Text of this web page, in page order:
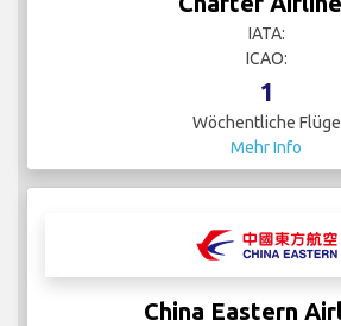
IATA:
ICAO:
1
Wöchentliche Flüge
Mehr Info
China Eastern